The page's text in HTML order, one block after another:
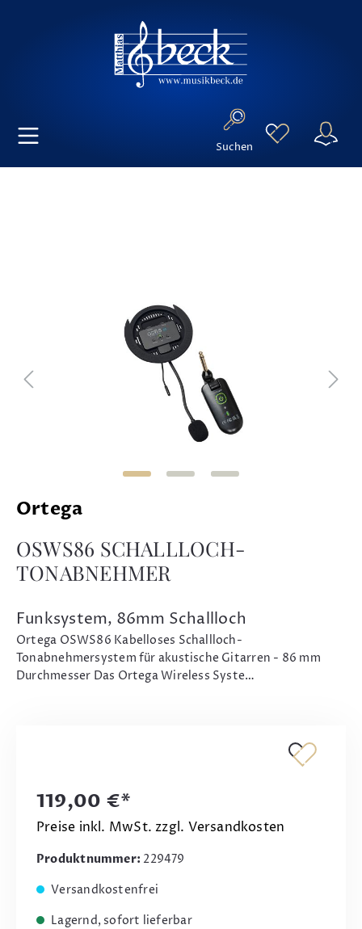
Suchen
Ortega
OSWS86 SCHALLLOCH-
TONABNEHMER
Funksystem, 86mm Schallloch
Ortega OSWS86 Kabelloses Schallloch-
Tonabnehmersystem für akustische Gitarren - 86 mm
Durchmesser Das Ortega Wireless Syste…
119,00 €*
Preise inkl. MwSt. zzgl. Versandkosten
Produktnummer: 229479
Versandkostenfrei
Lagernd, sofort lieferbar